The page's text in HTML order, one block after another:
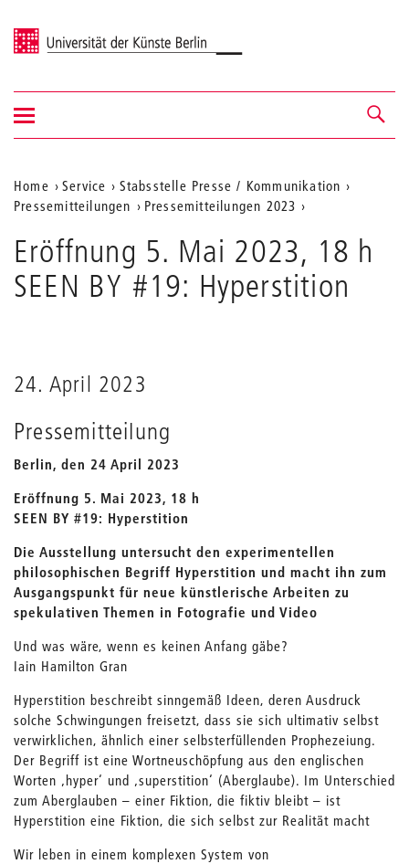
Universität der Künste Berlin
Navigation &
Suche
Navigation
ein-/ausblenden
Aktuelle
Position
auf
der
Webseite
Home Service
Stabsstelle Presse / Kommunikation
Pressemitteilungen
Pressemitteilungen 2023
Eröffnung 5. Mai 2023, 18 h
SEEN BY #19: Hyperstition
24. April 2023
Pressemitteilung
Berlin, den 24 April 2023
Eröffnung 5. Mai 2023, 18 h
SEEN BY #19: Hyperstition
Die Ausstellung untersucht den experimentellen
philosophischen Begriff Hyperstition und macht ihn zum
Ausgangspunkt für neue künstlerische Arbeiten zu
spekulativen Themen in Fotografie und Video
Und was wäre, wenn es keinen Anfang gäbe?
Iain Hamilton Gran
Hyperstition beschreibt sinngemäß Ideen, deren Ausdruck
solche Schwingungen freisetzt, dass sie sich ultimativ selbst
verwirklichen, ähnlich einer selbsterfüllenden Prophezeiung.
Der Begriff ist eine Wortneuschöpfung aus den englischen
Worten ‚hyper‘ und ‚superstition‘ (Aberglaube). Im Unterschied
zum Aberglauben – einer Fiktion, die fiktiv bleibt – ist
Hyperstition eine Fiktion, die sich selbst zur Realität macht
Wir leben in einem komplexen System von